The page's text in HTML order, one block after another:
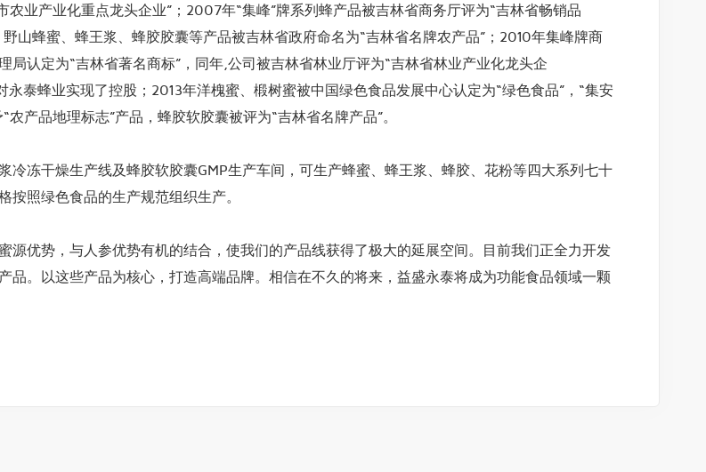
农业产业化重点龙头企业”；2007年“集峰”牌系列蜂产品被吉林省商务厅评为“吉林省畅销品
山蜂蜜、蜂王浆、蜂胶胶囊等产品被吉林省政府命名为“吉林省名牌农产品”；2010年集峰牌商
局认定为“吉林省著名商标”，同年,公司被吉林省林业厅评为“吉林省林业产业化龙头企
永泰蜂业实现了控股；2013年洋槐蜜、椴树蜜被中国绿色食品发展中心认定为“绿色食品”，“集安
农产品地理标志”产品，蜂胶软胶囊被评为“吉林省名牌产品”。
冻干燥生产线及蜂胶软胶囊GMP生产车间，可生产蜂蜜、蜂王浆、蜂胶、花粉等四大系列七十
按照绿色食品的生产规范组织生产。
优势，与人参优势有机的结合，使我们的产品线获得了极大的延展空间。目前我们正全力开发
品。以这些产品为核心，打造高端品牌。相信在不久的将来，益盛永泰将成为功能食品领域一颗